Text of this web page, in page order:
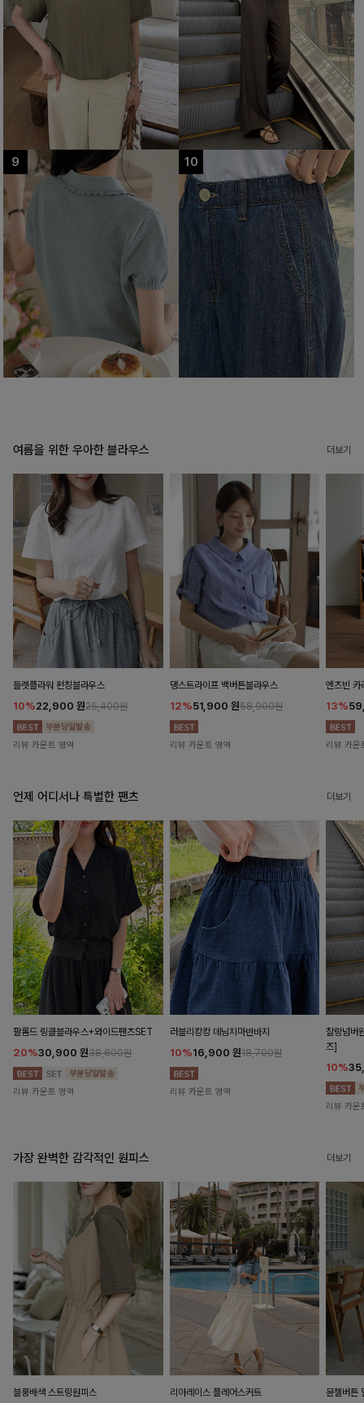
여름을 위한 우아한 블라우스 더보기
들렛플라워 펀칭블라우스
10%22,900 원25,400원
리뷰 카운트 영역
댕스트라이프 백버튼블라우스
12%51,900 원58,900원
리뷰 카운트 영역
엔즈빈
13%
리뷰 카운
언제 어디서나 특별한 팬츠 더보기
팔롬드 링클블라우스+와이드팬츠SET
20%30,900 원38,600원
리뷰 카운트 영역
러블리캉캉 데님치마반바지
10%16,900 원18,700원
리뷰 카운트 영역
찰랑넘버
즈]
10%
리뷰 카운
가장 완벽한 감각적인 원피스 더보기
블룽배색 스트링원피스 리아레이스 플레어스커트 뮨첼버튼